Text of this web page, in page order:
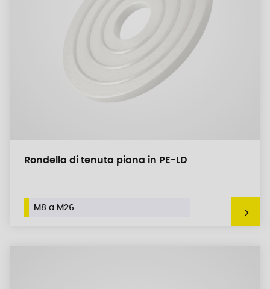
Rondella di tenuta piana in PE-LD
M8 a M26